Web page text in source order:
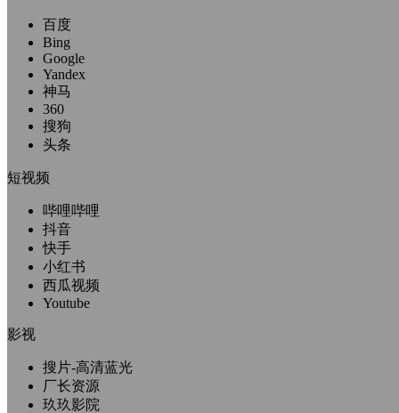
百度
Bing
Google
Yandex
神马
360
搜狗
头条
短视频
哔哩哔哩
抖音
快手
小红书
西瓜视频
Youtube
影视
搜片-高清蓝光
厂长资源
玖玖影院